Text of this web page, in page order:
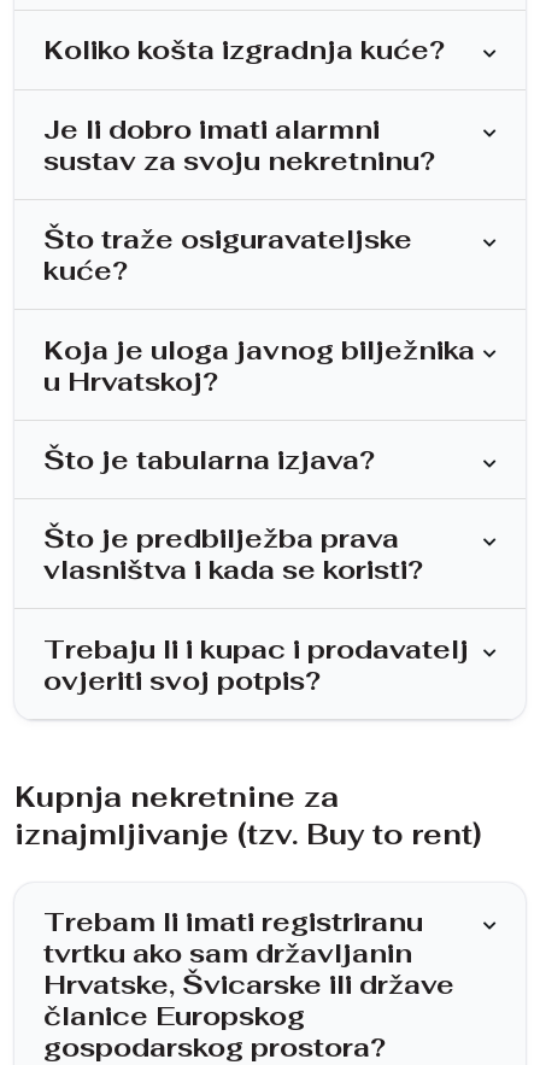
Koliko košta izgradnja kuće?
Je li dobro imati alarmni
sustav za svoju nekretninu?
Što traže osiguravateljske
kuće?
Koja je uloga javnog bilježnika
u Hrvatskoj?
Što je tabularna izjava?
Što je predbilježba prava
vlasništva i kada se koristi?
Trebaju li i kupac i prodavatelj
ovjeriti svoj potpis?
Kupnja nekretnine za
iznajmljivanje (tzv. Buy to rent)
Trebam li imati registriranu
tvrtku ako sam državljanin
Hrvatske, Švicarske ili države
članice Europskog
gospodarskog prostora?